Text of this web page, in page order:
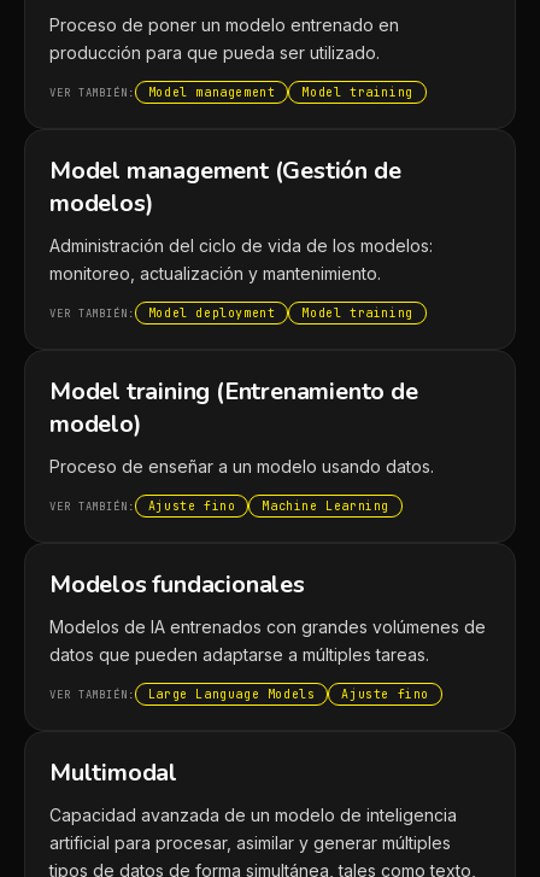
Proceso de poner un modelo entrenado en
producción para que pueda ser utilizado.
VER TAMBIÉN: Model management Model training
Model management (Gestión de
modelos)
Administración del ciclo de vida de los modelos:
monitoreo, actualización y mantenimiento.
VER TAMBIÉN: Model deployment Model training
Model training (Entrenamiento de
modelo)
Proceso de enseñar a un modelo usando datos.
VER TAMBIÉN: Ajuste fino Machine Learning
Modelos fundacionales
Modelos de IA entrenados con grandes volúmenes de
datos que pueden adaptarse a múltiples tareas.
VER TAMBIÉN: Large Language Models Ajuste fino
Multimodal
Capacidad avanzada de un modelo de inteligencia
artificial para procesar, asimilar y generar múltiples
tipos de datos de forma simultánea, tales como texto,